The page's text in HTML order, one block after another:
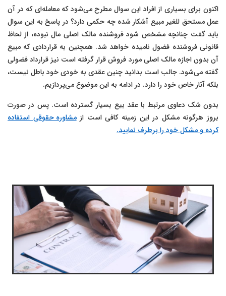
اکنون برای بسیاری از افراد این سوال مطرح می‌شود که معامله‌ای که در آن
عملمستحق للغیر مبیع آشکار شده چه حکمی دارد؟ در پاسخ به این سوال
باید گفت چنانچه مشخص شود فروشنده مالک اصلی مال نبوده، از لحاظ
قانونی فروشنده فضول نامیده خواهد شد. همچنین به قراردادی که مبیع
آن بدون اجازه مالک اصلی مورد فروش قرار گرفته است نیز قرارداد فضولی
گفته می‌شود. جالب است بدانید چنین عقدی به خودی خود باطل نیست،
بلکه آثار خاص خود را دارد. در ادامه به این موضوع می‌پردازیم.
بدون شک دعاوی مرتبط با عقد بیع بسیار گسترده است. پس در صورت
بروز هرگونه مشکل در این زمینه کافی است ازمشاوره حقوقیاستفاده
کرده و مشکل خود را برطرف نمایید.